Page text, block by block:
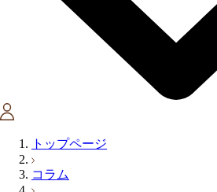
トップページ
コラム